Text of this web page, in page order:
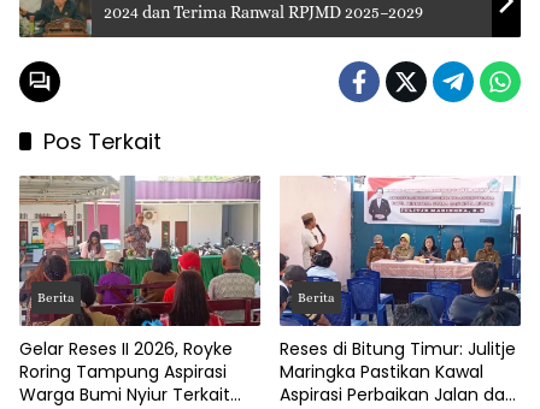
2024 dan Terima Ranwal RPJMD 2025–2029
Pos Terkait
Berita
Gelar Reses II 2026, Royke
Roring Tampung Aspirasi
Warga Bumi Nyiur Terkait
Berita
Reses di Bitung Timur: Julitje
Maringka Pastikan Kawal
Aspirasi Perbaikan Jalan dan